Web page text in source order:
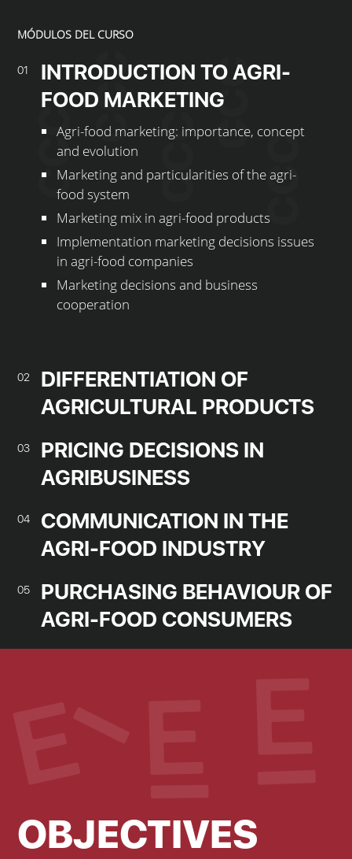
MÓDULOS DEL CURSO
01
INTRODUCTION TO AGRI-
FOOD MARKETING
Agri-food marketing: importance, concept
and evolution
Marketing and particularities of the agri-
food system
Marketing mix in agri-food products
Implementation marketing decisions issues
in agri-food companies
Marketing decisions and business
cooperation
02
DIFFERENTIATION OF
AGRICULTURAL PRODUCTS
03
PRICING DECISIONS IN
AGRIBUSINESS
04
COMMUNICATION IN THE
AGRI-FOOD INDUSTRY
05
PURCHASING BEHAVIOUR OF
AGRI-FOOD CONSUMERS
OBJECTIVES